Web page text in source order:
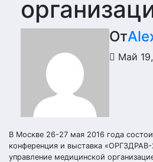
От
Май
В Москве 26-27 мая 2016 года
конференция и выставка
управление медицинской